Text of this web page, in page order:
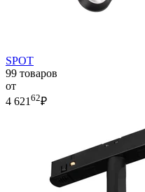
SPOT
99 товаров
от
4 621 62₽